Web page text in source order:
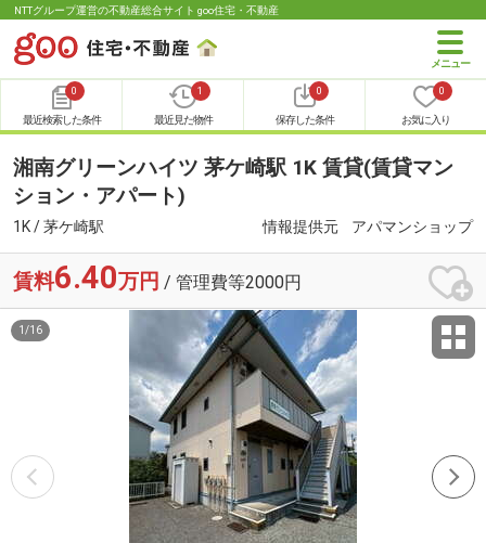
NTTグループ運営の不動産総合サイト goo住宅・不動産
0
最近検索した条件
1
最近見た物件
0
保存した条件
0
お気に入り
湘南グリーンハイツ 茅ケ崎駅 1K 賃貸(賃貸マン
ション・アパート)
1K / 茅ケ崎駅 情報提供元 アパマンショップ
賃料6.40万円 / 管理費等2000円
1 /16